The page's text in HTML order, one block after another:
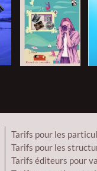
Tarifs pour les
Tarifs pour les
Tarifs éditeurs pour